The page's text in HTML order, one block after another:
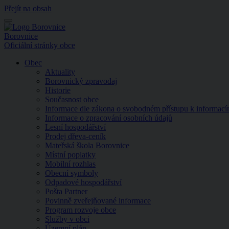
Přejít na obsah
Menu
Borovnice
Oficiální stránky obce
Obec
Aktuality
Borovnický zpravodaj
Historie
Současnost obce
Informace dle zákona o svobodném přístupu k
Informace o zpracování osobních údajů
Lesní hospodářství
Prodej dřeva-ceník
Mateřská škola Borovnice
Místní poplatky
Mobilní rozhlas
Obecní symboly
Odpadové hospodářství
Pošta Partner
Povinně zveřejňované informace
Program rozvoje obce
Služby v obci